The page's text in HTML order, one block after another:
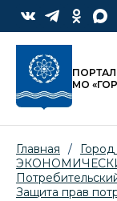
МО
Главная /
Защита прав